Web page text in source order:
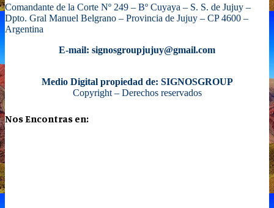
Comandante de la Corte Nº 249 – Bº Cuyaya – S. S. de Jujuy –
Dpto. Gral Manuel Belgrano – Provincia de Jujuy – CP 4600 –
Argentina
E-mail: signosgroupjujuy@gmail.com
Medio Digital propiedad de: SIGNOSGROUP
Copyright – Derechos reservados
Nos Encontras en: